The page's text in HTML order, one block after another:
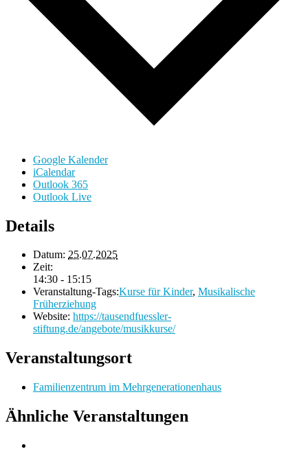
Google Kalender
iCalendar
Outlook 365
Outlook Live
Details
Datum: 25.07.2025
Zeit:
14:30 - 15:15
Veranstaltung-Tags:Kurse für Kinder, Musikalische
Früherziehung
Website: https://tausendfuessler-
stiftung.de/angebote/musikkurse/
Veranstaltungsort
Familienzentrum im Mehrgenerationenhaus
Ähnliche Veranstaltungen